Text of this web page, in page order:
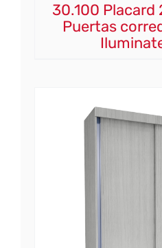
30.100 Placard
Puertas